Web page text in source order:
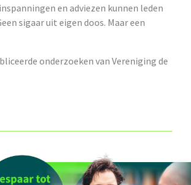
en adviezen kunnen leden
sigaar uit eigen doos. Maar een
onderzoeken van Vereniging de